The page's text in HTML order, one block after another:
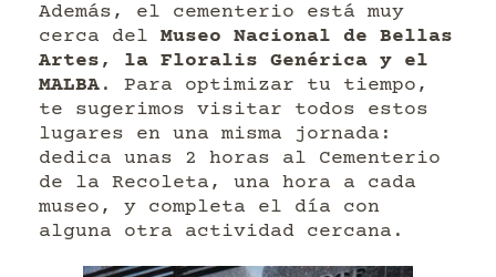
Además, el cementerio está muy
cerca del Museo Nacional de Bellas
Artes, la Floralis Genérica y el
MALBA . Para optimizar tu tiempo,
te sugerimos visitar todos estos
lugares en una misma jornada:
dedica unas 2 horas al Cementerio
de la Recoleta, una hora a cada
museo, y completa el día con
alguna otra actividad cercana.